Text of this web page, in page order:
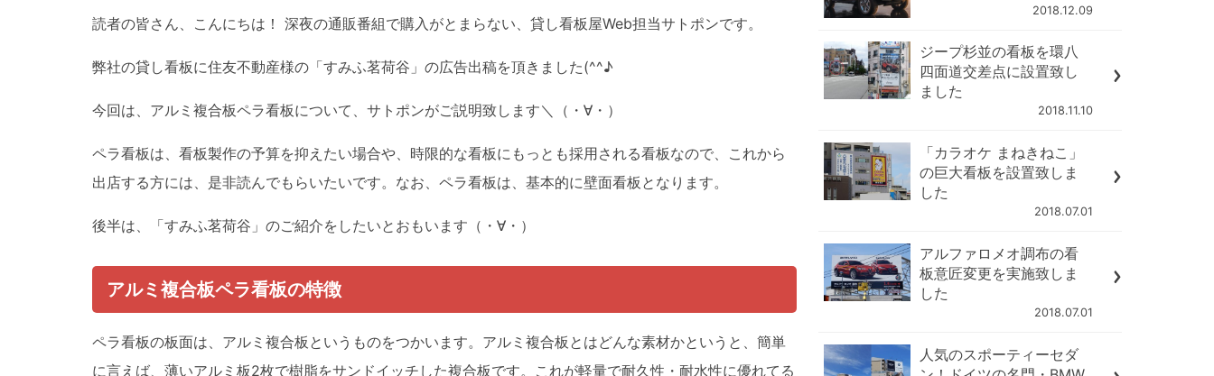
読者の皆さん、こんにちは！ 深夜の通販番組で購入がとまらない、貸し看板屋Web担当サトポンです。
弊社の貸し看板に住友不動産様の「すみふ茗荷谷」の広告出稿を頂きました(^^♪
今回は、アルミ複合板ペラ看板について、サトポンがご説明致します＼（・∀・）
ペラ看板は、看板製作の予算を抑えたい場合や、時限的な看板にもっとも採用される看板なので、これから
出店する方には、是非読んでもらいたいです。なお、ペラ看板は、基本的に壁面看板となります。
後半は、「すみふ茗荷谷」のご紹介をしたいとおもいます（・∀・）
アルミ複合板ペラ看板の特徴
ペラ看板の板面は、アルミ複合板というものをつかいます。アルミ複合板とはどんな素材かというと、簡単
に言えば、薄いアルミ板2枚で樹脂をサンドイッチした複合板です。これが軽量で耐久性・耐水性に優れてる
2018.12.09
ジープ杉並の看板を環八
四面道交差点に設置致し
ました
2018.11.10
「カラオケ まねきねこ」
の巨大看板を設置致しま
した
2018.07.01
アルファロメオ調布の看
板意匠変更を実施致しま
した
2018.07.01
人気のスポーティーセダ